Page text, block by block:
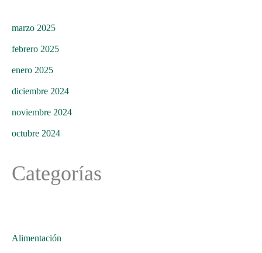
marzo 2025
febrero 2025
enero 2025
diciembre 2024
noviembre 2024
octubre 2024
Categorías
Alimentación